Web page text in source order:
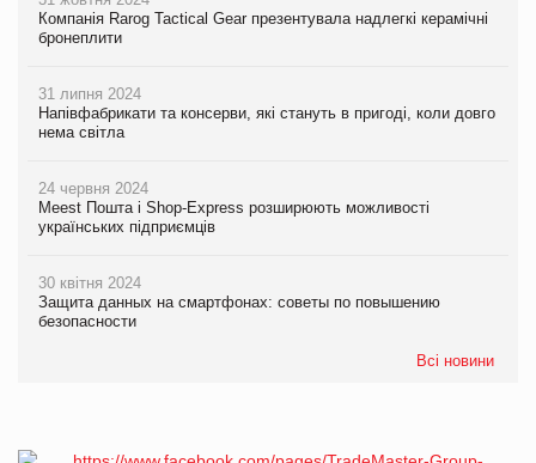
Компанія Rarog Tactical Gear презентувала надлегкі керамічні
бронеплити
31 липня 2024
Напівфабрикати та консерви, які стануть в пригоді, коли довго
нема світла
24 червня 2024
Meest Пошта і Shop-Express розширюють можливості
українських підприємців
30 квітня 2024
Защита данных на смартфонах: советы по повышению
безопасности
Всі новини